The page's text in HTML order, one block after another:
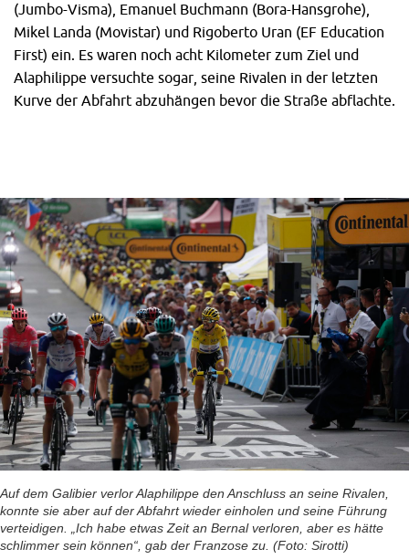
(Jumbo-Visma), Emanuel Buchmann (Bora-Hansgrohe),
Mikel Landa (Movistar) und Rigoberto Uran (EF Education
First) ein. Es waren noch acht Kilometer zum Ziel und
Alaphilippe versuchte sogar, seine Rivalen in der letzten
Kurve der Abfahrt abzuhängen bevor die Straße abflachte.
Auf dem Galibier verlor Alaphilippe den Anschluss an seine Rivalen,
konnte sie aber auf der Abfahrt wieder einholen und seine Führung
verteidigen. „Ich habe etwas Zeit an Bernal verloren, aber es hätte
schlimmer sein können“, gab der Franzose zu. (Foto: Sirotti)